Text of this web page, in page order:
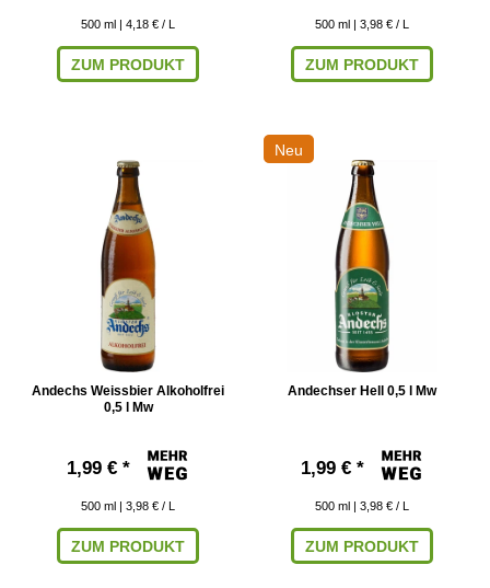
500 ml | 4,18 € / L
ZUM PRODUKT
500 ml | 3,98 € / L
ZUM PRODUKT
Andechs Weissbier Alkoholfrei
0,5 l Mw
1,99 € *
500 ml | 3,98 € / L
ZUM PRODUKT
Neu
Andechser Hell 0,5 l Mw
1,99 € *
500 ml | 3,98 € / L
ZUM PRODUKT